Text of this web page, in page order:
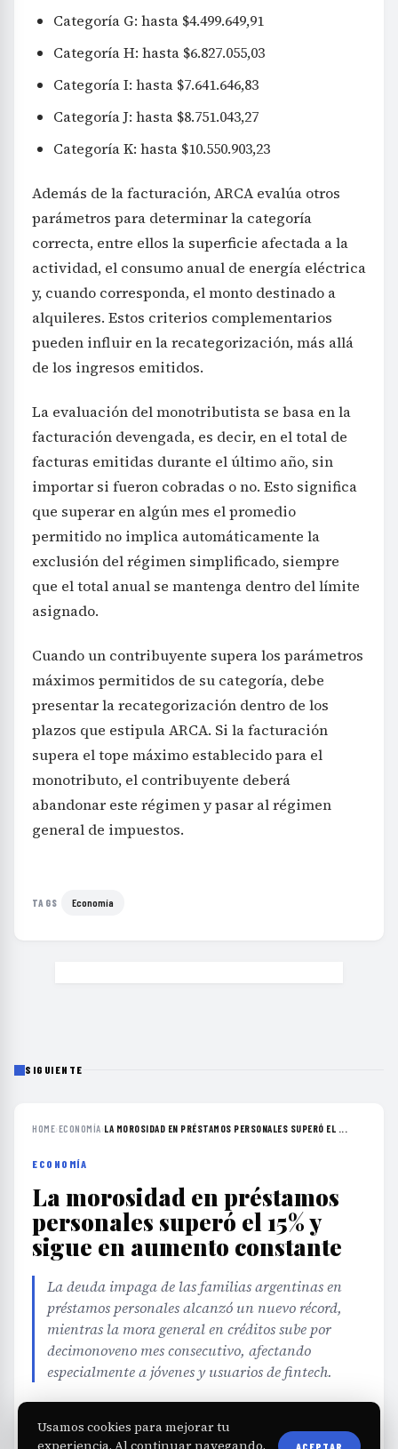
Categoría G: hasta $4.499.649,91
Categoría H: hasta $6.827.055,03
Categoría I: hasta $7.641.646,83
Categoría J: hasta $8.751.043,27
Categoría K: hasta $10.550.903,23
Además de la facturación, ARCA evalúa otros
parámetros para determinar la categoría
correcta, entre ellos la superficie afectada a la
actividad, el consumo anual de energía eléctrica
y, cuando corresponda, el monto destinado a
alquileres. Estos criterios complementarios
pueden influir en la recategorización, más allá
de los ingresos emitidos.
La evaluación del monotributista se basa en la
facturación devengada, es decir, en el total de
facturas emitidas durante el último año, sin
importar si fueron cobradas o no. Esto significa
que superar en algún mes el promedio
permitido no implica automáticamente la
exclusión del régimen simplificado, siempre
que el total anual se mantenga dentro del límite
asignado.
Cuando un contribuyente supera los parámetros
máximos permitidos de su categoría, debe
presentar la recategorización dentro de los
plazos que estipula ARCA. Si la facturación
supera el tope máximo establecido para el
monotributo, el contribuyente deberá
abandonar este régimen y pasar al régimen
general de impuestos.
TAGS Economía
SIGUIENTE
HOME›ECONOMÍA›LA MOROSIDAD EN PRÉSTAMOS PERSONALES SUPERÓ EL ...
ECONOMÍA
La morosidad en préstamos
personales superó el 15% y
sigue en aumento constante
La deuda impaga de las familias argentinas en
préstamos personales alcanzó un nuevo récord,
mientras la mora general en créditos sube por
decimonoveno mes consecutivo, afectando
especialmente a jóvenes y usuarios de fintech.
EDITORIAL TEAM·Jul 25, 2026· 3 min de lectura
diarioprimeralinea.com.ar
Usamos cookies para mejorar tu
experiencia. Al continuar navegando,
ACEPTAR